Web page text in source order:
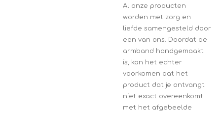
Al onze producten
worden met zorg en
liefde samengesteld door
een van ons. Doordat de
armband handgemaakt
is, kan het echter
voorkomen dat het
product dat je ontvangt
niet exact overeenkomt
met het afgebeelde